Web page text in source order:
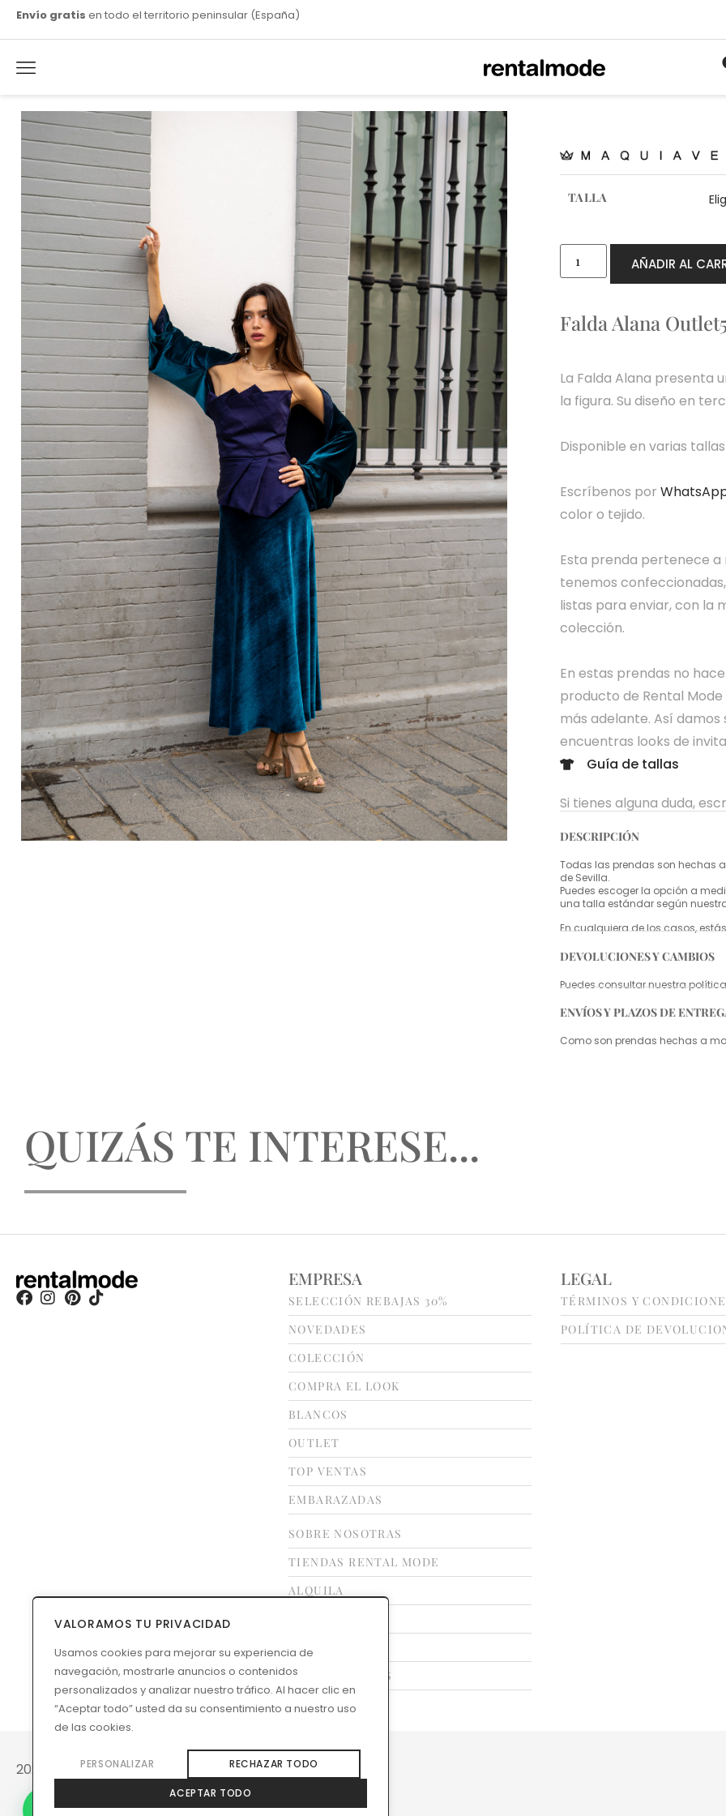
VALORAMOS TU PRIVACIDAD
Usamos cookies para mejorar su experiencia de
navegación, mostrarle anuncios o contenidos
personalizados y analizar nuestro tráfico. Al hacer clic en
“Aceptar todo” usted da su consentimiento a nuestro uso
de las cookies.
PERSONALIZAR RECHAZAR TODO
ACEPTAR TODO
Envío gratis en todo el territorio peninsular (España)
TALLA
AÑADIR AL
Falda Alana
La Falda Alana presenta
la figura. Su diseño en
Disponible en varias
Escríbenos por
color o tejido.
Esta prenda pertenece a
tenemos
listas para enviar, con la
colección.
En estas prendas no
producto de Rental
más adelante. Así damos
encuentras looks de
Guía de tallas
Si tienes alguna duda,
DESCRIPCIÓN
Todas las prendas son hechas
de Sevilla.
Puedes escoger la opción a
una talla estándar según
En cualquiera de los casos,
DEVOLUCIONES Y CAMBIOS
Puedes consultar nuestra
ENVÍOS Y PLAZOS DE
Como son prendas hechas a
QUIZÁS TE INTERESE...
EMPRESA
SELECCIÓN REBAJAS 30%
NOVEDADES
COLECCIÓN
COMPRA EL LOOK
BLANCOS
OUTLET
TOP VENTAS
EMBARAZADAS
SOBRE NOSOTRAS
TIENDAS RENTAL MODE
ALQUILA
CONTACTO
GUÍA DE TALLAS
LEGAL
TÉRMINOS Y
POLÍTICA DE
2026 © Rental Mode